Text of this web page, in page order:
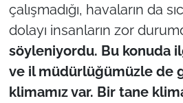
çalışmadığı, havaların da
dolayı insanların zor
söyleniyordu. Bu konuda
ve il müdürlüğümüzle de
klimamız var. Bir tane